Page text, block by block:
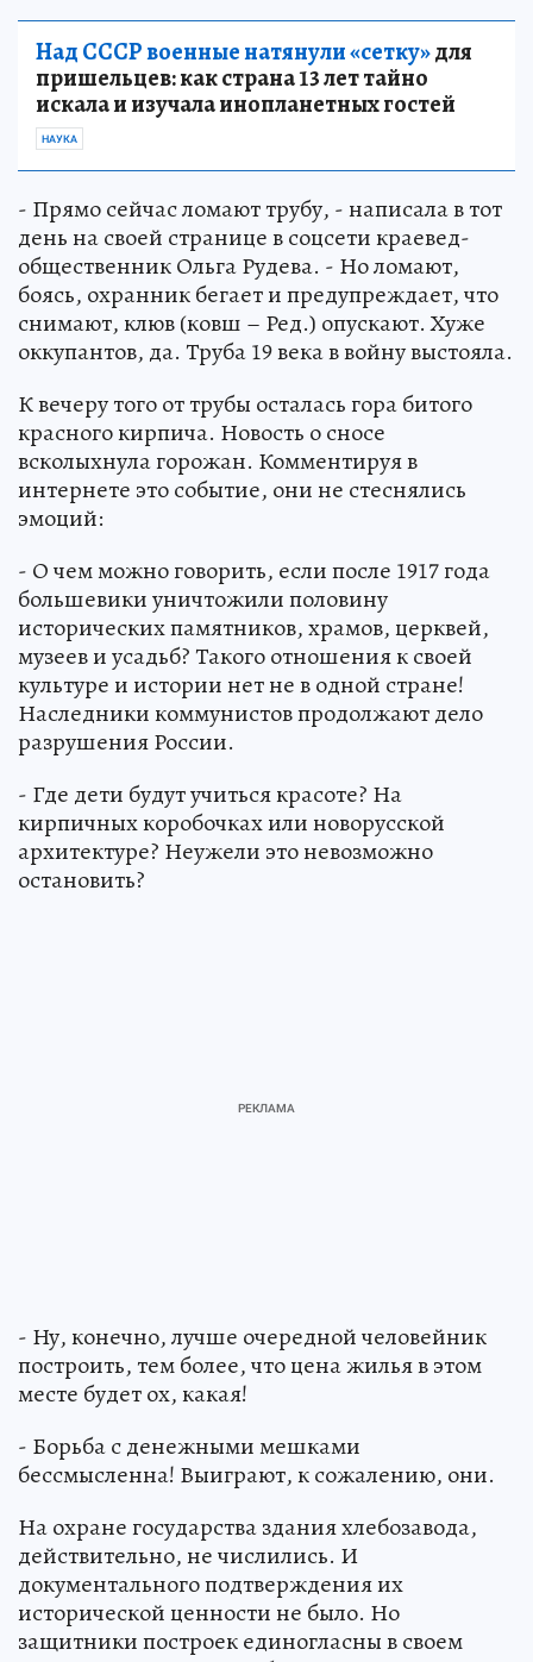
Над СССР военные натянули «сетку»для
пришельцев: как страна 13 лет тайно
искала и изучала инопланетных гостей
НАУКА
- Прямо сейчас ломают трубу, - написала в тот
день на своей странице в соцсети краевед-
общественник Ольга Рудева. - Но ломают,
боясь, охранник бегает и предупреждает, что
снимают, клюв (ковш – Ред.) опускают. Хуже
оккупантов, да. Труба 19 века в войну выстояла.
К вечеру того от трубы осталась гора битого
красного кирпича. Новость о сносе
всколыхнула горожан. Комментируя в
интернете это событие, они не стеснялись
эмоций:
- О чем можно говорить, если после 1917 года
большевики уничтожили половину
исторических памятников, храмов, церквей,
музеев и усадьб? Такого отношения к своей
культуре и истории нет не в одной стране!
Наследники коммунистов продолжают дело
разрушения России.
- Где дети будут учиться красоте? На
кирпичных коробочках или новорусской
архитектуре? Неужели это невозможно
остановить?
- Ну, конечно, лучше очередной человейник
построить, тем более, что цена жилья в этом
месте будет ох, какая!
- Борьба с денежными мешками
бессмысленна! Выиграют, к сожалению, они.
На охране государства здания хлебозавода,
действительно, не числились. И
документального подтверждения их
исторической ценности не было. Но
защитники построек единогласны в своем